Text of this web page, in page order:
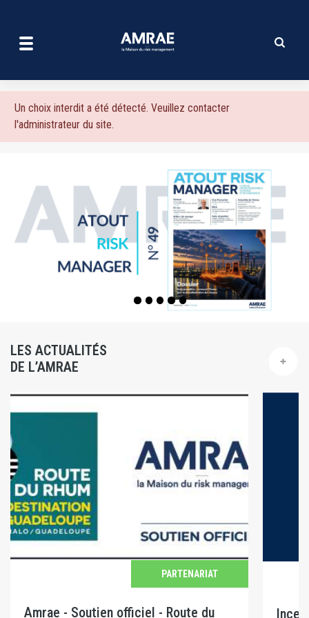
contenu
Message
d'erreur
Un choix interdit a été détecté. Veuillez contacter
l'administrateur du site.
LES ACTUALITÉS
DE L’AMRAE
PARTENARIAT
Amrae - Soutien officiel - Route du